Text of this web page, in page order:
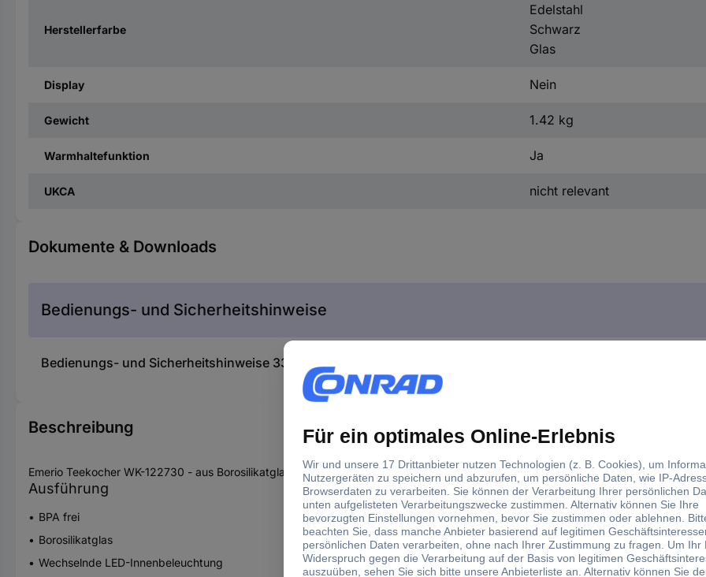
Herstellerfarbe
Edelstahl
Schwarz
Glas
Display Nein
Gewicht 1.42 kg
Warmhaltefunktion Ja
UKCA nicht relevant
Dokumente & Downloads
Bedienungs- und Sicherheitshinweise
Bedienungs- und Sicherheitshinweise 3341416 EMERIO WK-122730 Teebereiter Edelstahl, Schwarz, Glas
Beschreibung
Emerio Teekocher WK-122730 - aus Borosilikatglas, mit 1,7 l Volumen und Temperaturvorwahl.
Ausführung
BPA frei
Borosilikatglas
Wechselnde LED-Innenbeleuchtung